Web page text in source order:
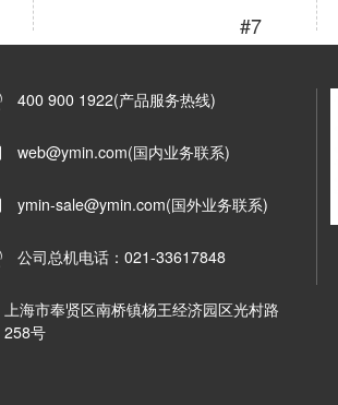
#7
400 900 1922(产品服务热线)
web@ymin.com(国内业务联系)
ymin-sale@ymin.com(国外业务联系)
公司总机电话：021-33617848
上海市奉贤区南桥镇杨王经济园区光村路
258号